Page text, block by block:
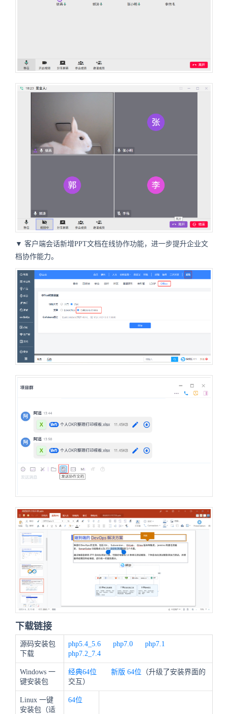
▼ 客户端会话新增PPT文档在线协作功能，进一步提升企业文
档协作能力。
下载链接
源码安装包
下载
php5.4_5.6 php7.0
php7.1
php7.2_7.4
Windows 一
键安装包
经典64位 新版 64位 （升级了安装界面的
交互）
Linux 一键
安装包（适
64位